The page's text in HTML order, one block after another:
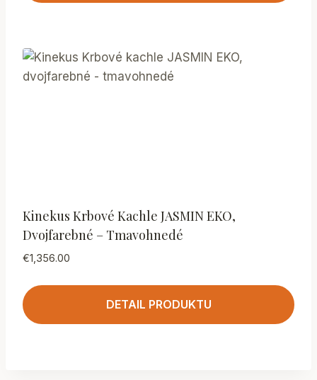
Kinekus Krbové Kachle JASMIN EKO,
Dvojfarebné – Tmavohnedé
€1,356.00
DETAIL PRODUKTU